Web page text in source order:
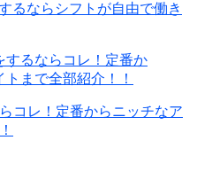
るならシフトが自由で働き
コレ！定番からニッチなア